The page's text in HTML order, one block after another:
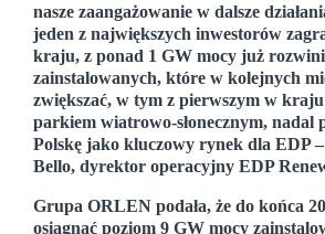
nasze zaangażowanie w dalsze
jeden z największych inwestorów
kraju, z ponad 1 GW mocy już
zainstalowanych, które w kolejnych
zwiększać, w tym z pierwszym w
parkiem wiatrowo-słonecznym, nadal
Polskę jako kluczowy rynek dla EDP
Bello, dyrektor operacyjny EDP
Grupa ORLEN podała, że do końca
osiągnąć poziom 9 GW mocy